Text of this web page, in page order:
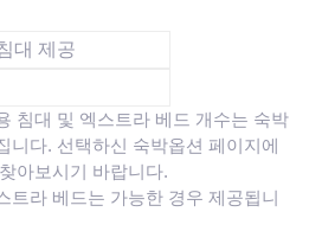
대 제공
침대 및 엑스트라 베드 개수는 숙박
니다. 선택하신 숙박옵션 페이지에
아보시기 바랍니다.
트라 베드는 가능한 경우 제공됩니